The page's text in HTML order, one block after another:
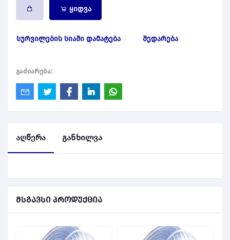
ყიდვა
სურვილების სიაში დამატება შედარება
გაძიარება:
აღწერა განხილვა
მსგავსი პროდუქცია